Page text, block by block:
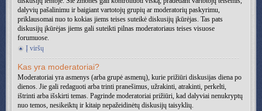
dalyvių pašalinimu ir baigiant vartotojų grupių ar moderatorių paskyrimu,
priklausomai nuo to kokias jiems teises suteikė diskusijų įkūrėjas. Tas pats
diskusijų įkūrėjas jiems gali suteikti pilnas moderatoriaus teises visuose
forumuose.
Į viršų
Kas yra moderatoriai?
Moderatoriai yra asmenys (arba grupė asmenų), kurie prižiūri diskusijas diena po
dienos. Jie gali redaguoti arba trinti pranešimus, užrakinti, atrakinti, perkelti,
ištrinti arba išskirti temas. Pagrinde moderatoriai prižiūri, kad dalyviai nenukryptų
nuo temos, nesikeiktų ir kitaip nepažeidinėtų diskusijų taisyklių.